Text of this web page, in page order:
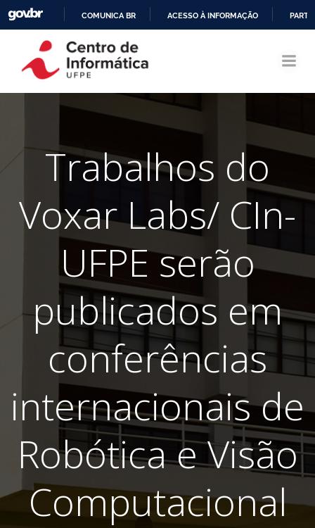
CONTEÚDO
COMUNICA BR ACESSO À INFORMAÇÃO
Trabalhos do
Voxar Labs/ CIn-
UFPE serão
publicados em
conferências
internacionais de
Robótica e Visão
Computacional